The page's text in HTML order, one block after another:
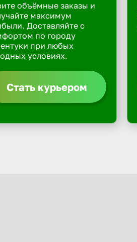
объёмные заказы и
максимум
Доставляйте с
по городу
при любых
условиях.
Стать курьером